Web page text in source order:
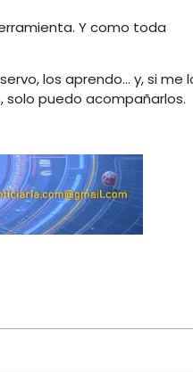
Y como toda
los aprendo… y, si me
solo puedo acompañarlos.